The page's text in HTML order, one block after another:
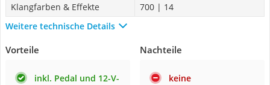
Klangfarben & Effekte
700 | 14
Weitere technische Details
Vorteile
inkl. Pedal und 12-V-
Nachteile
keine